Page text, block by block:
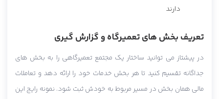
دارند
تعریف بخش های تعمیرگاه و گزارش گیری
در پیشتاز می توانید ساختار یک مجتمع تعمیرگاهی را به بخش های
جداگانه تقسیم کنید تا هر بخش خدمات خود را ارائه دهد و تعاملات
مالی همان بخش در مسیر مربوط به خودش ثبت شود. نمونه رایج این